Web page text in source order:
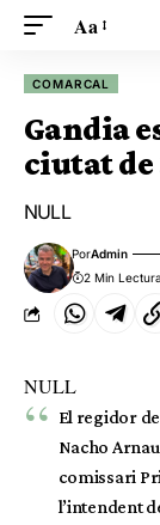
Aa
COMARCAL
Gandia
ciutat
NULL
PorAdmin
2 Min Lectura
NULL
El regidor
Nacho
comissari
l’intendent